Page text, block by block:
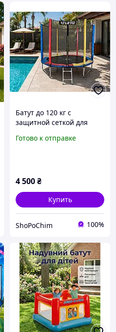
Батут до 120 кг с
защитной сеткой для
Детский батут лестницей
Готово к отправке
4 500₴
Купить
ShoPoChim 100%